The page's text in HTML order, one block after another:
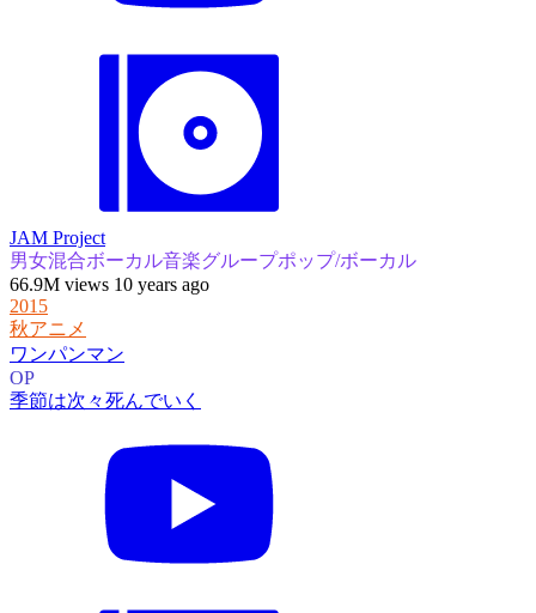
JAM Project
男女混合ボーカル音楽グループポップ/ボーカル
66.9M views 10 years ago
2015
秋アニメ
ワンパンマン
OP
季節は次々死んでいく